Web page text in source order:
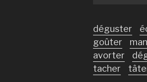
déguster
goûter
avorter
tacher